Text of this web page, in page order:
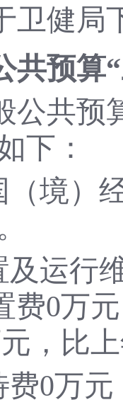
卫健局
共预算
公共预
下：
（境）
及运行
费0万
，比
费0万元